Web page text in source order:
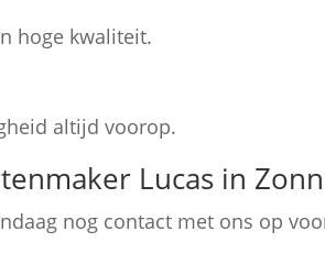
hoge kwaliteit.
altijd voorop.
Lucas in
nog contact met ons op